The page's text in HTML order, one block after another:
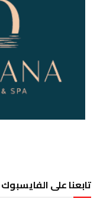
تابعنا على الفايسبوك